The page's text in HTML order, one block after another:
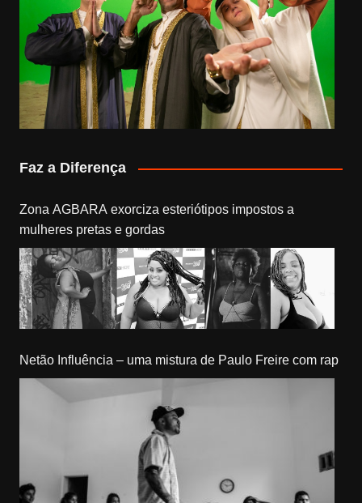
Faz a Diferença
Zona AGBARA exorciza esteriótipos impostos a
mulheres pretas e gordas
Netão Influência – uma mistura de Paulo Freire com rap